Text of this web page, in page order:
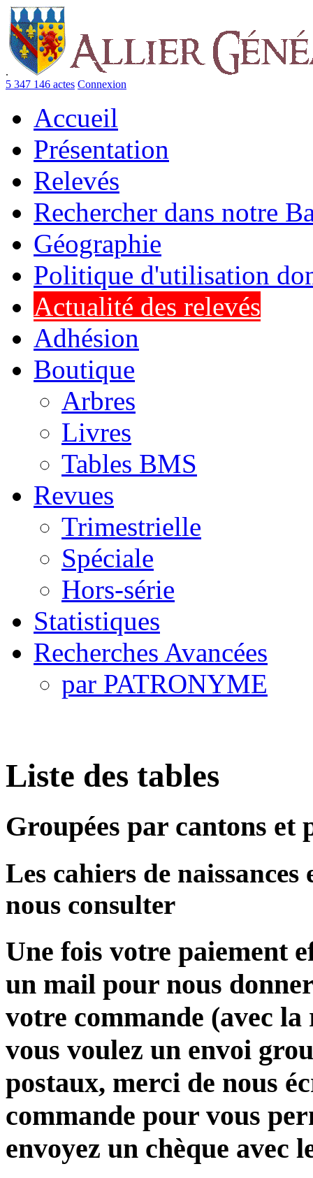
.
5 347 146 actes Connexion
Accueil
Présentation
Relevés
Rechercher dans notre
Géographie
Politique d'utilisation
Actualité des relevés
Adhésion
Boutique
Arbres
Livres
Tables BMS
Revues
Trimestrielle
Spéciale
Hors-série
Statistiques
Recherches Avancées
par PATRONYME
Liste des tables
Groupées par cantons et
Les cahiers de
nous consulter
Une fois votre paiement
un mail pour nous
votre commande (avec
vous voulez un envoi
postaux, merci de nous
commande pour vous
envoyez un chèque avec